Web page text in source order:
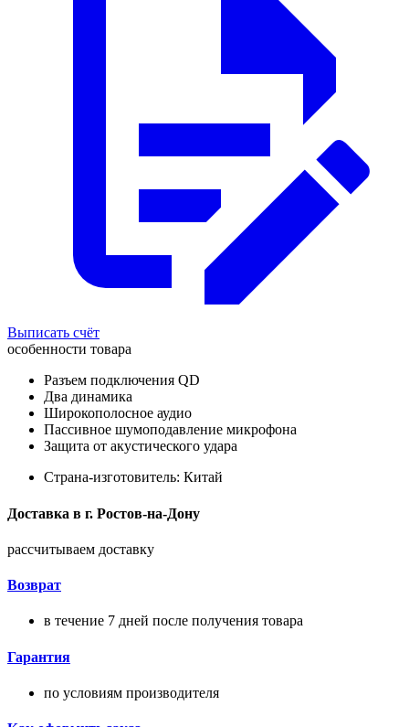
Выписать счёт
особенности товара
Разъем подключения QD
Два динамика
Широкополосное аудио
Пассивное шумоподавление микрофона
Защита от акустического удара
Страна-изготовитель: Китай
Доставка в г. Ростов-на-Дону
рассчитываем доставку
Возврат
в течение 7 дней после получения товара
Гарантия
по условиям производителя